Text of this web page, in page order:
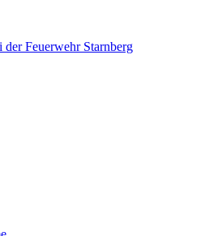
Feuerwehr Starnberg